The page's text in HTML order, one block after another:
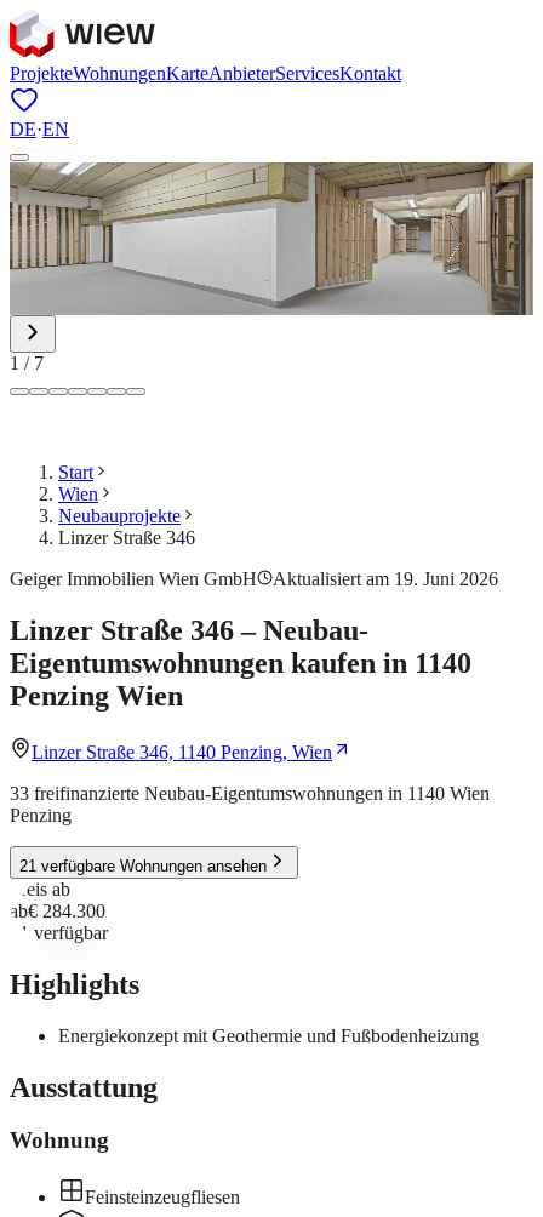
ProjekteWohnungenKarteAnbieterServicesKontakt
DE·EN
1 / 7
Start
Wien
Neubauprojekte
Linzer Straße 346
Geiger Immobilien Wien GmbH
Aktualisiert am 19. Juni 2026
Linzer Straße 346 – Neubau-
Eigentumswohnungen kaufen in 1140
Penzing Wien
Linzer Straße 346, 1140 Penzing, Wien
33 freifinanzierte Neubau-Eigentumswohnungen in 1140 Wien
Penzing
21 verfügbare Wohnungen ansehen
Preis ab
ab€ 284.300
21 verfügbar
Highlights
Energiekonzept mit Geothermie und Fußbodenheizung
Ausstattung
Wohnung
Feinsteinzeugfliesen